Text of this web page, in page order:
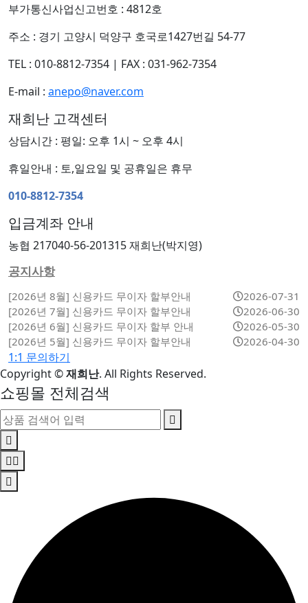
부가통신사업신고번호 : 4812호
주소 : 경기 고양시 덕양구 호국로1427번길 54-77
TEL : 010-8812-7354 | FAX : 031-962-7354
E-mail : anepo@naver.com
재희난 고객센터
상담시간 : 평일: 오후 1시 ~ 오후 4시
휴일안내 : 토,일요일 및 공휴일은 휴무
010-8812-7354
입금계좌 안내
농협 217040-56-201315 재희난(박지영)
공지사항
[2026년 8월] 신용카드 무이자 할부안내
2026-07-31
[2026년 7월] 신용카드 무이자 할부안내
2026-06-30
[2026년 6월] 신용카드 무이자 할부 안내
2026-05-30
[2026년 5월] 신용카드 무이자 할부안내
2026-04-30
1:1 문의하기
Copyright©재희난. All Rights Reserved.
쇼핑몰 전체검색